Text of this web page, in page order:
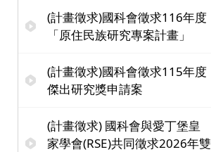
(計畫徵求)國科會徵求116年度
「原住民族研究專案計畫」
(計畫徵求)國科會徵求115年度
傑出研究獎申請案
(計畫徵求) 國科會與愛丁堡皇
家學會(RSE)共同徵求2026年雙